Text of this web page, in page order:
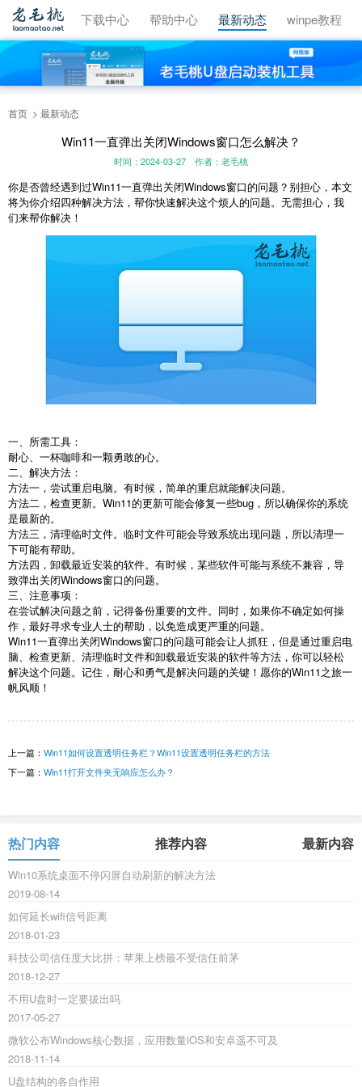
视频教程 下载中心 帮助中心 最新动态 winpe教程
首页 最新动态
Win11一直弹出关闭Windows窗口怎么解决？
时间：2024-03-27 作者：老毛桃
你是否曾经遇到过Win11一直弹出关闭Windows窗口的问题？别担心，本文
将为你介绍四种解决方法，帮你快速解决这个烦人的问题。无需担心，我
们来帮你解决！
一、所需工具：
耐心、一杯咖啡和一颗勇敢的心。
二、解决方法：
方法一，尝试重启电脑。有时候，简单的重启就能解决问题。
方法二，检查更新。Win11的更新可能会修复一些bug，所以确保你的系统
是最新的。
方法三，清理临时文件。临时文件可能会导致系统出现问题，所以清理一
下可能有帮助。
方法四，卸载最近安装的软件。有时候，某些软件可能与系统不兼容，导
致弹出关闭Windows窗口的问题。
三、注意事项：
在尝试解决问题之前，记得备份重要的文件。同时，如果你不确定如何操
作，最好寻求专业人士的帮助，以免造成更严重的问题。
Win11一直弹出关闭Windows窗口的问题可能会让人抓狂，但是通过重启电
脑、检查更新、清理临时文件和卸载最近安装的软件等方法，你可以轻松
解决这个问题。记住，耐心和勇气是解决问题的关键！愿你的Win11之旅一
帆风顺！
上一篇： Win11如何设置透明任务栏？Win11设置透明任务栏的方法
下一篇： Win11打开文件夹无响应怎么办？
热门内容 推荐内容 最新内容
Win10系统桌面不停闪屏自动刷新的解决方法
2019-08-14
如何延长wifi信号距离
2018-01-23
科技公司信任度大比拼：苹果上榜最不受信任前茅
2018-12-27
不用U盘时一定要拔出吗
2017-05-27
微软公布Windows核心数据，应用数量iOS和安卓遥不可及
2018-11-14
U盘结构的各自作用